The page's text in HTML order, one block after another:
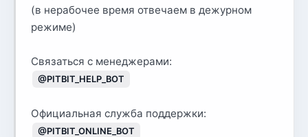
(в нерабочее время отвечаем в дежурном
режиме)
Связаться с менеджерами:
@PITBIT_HELP_BOT
Официальная служба поддержки:
@PITBIT_ONLINE_BOT